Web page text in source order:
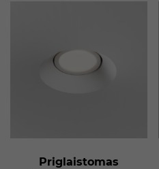
Priglaistomas